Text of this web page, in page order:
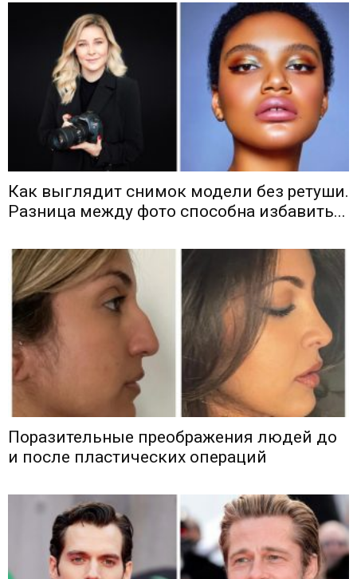
Как выглядит снимок модели без ретуши.
Разница между фото способна избавить...
Поразительные преображения людей до
и после пластических операций